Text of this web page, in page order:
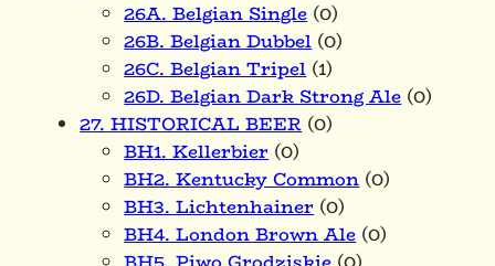
26A. Belgian Single(0)
26B. Belgian Dubbel(0)
26C. Belgian Tripel(1)
26D. Belgian Dark Strong Ale(0)
27. HISTORICAL BEER(0)
BH1. Kellerbier(0)
BH2. Kentucky Common(0)
BH3. Lichtenhainer(0)
BH4. London Brown Ale(0)